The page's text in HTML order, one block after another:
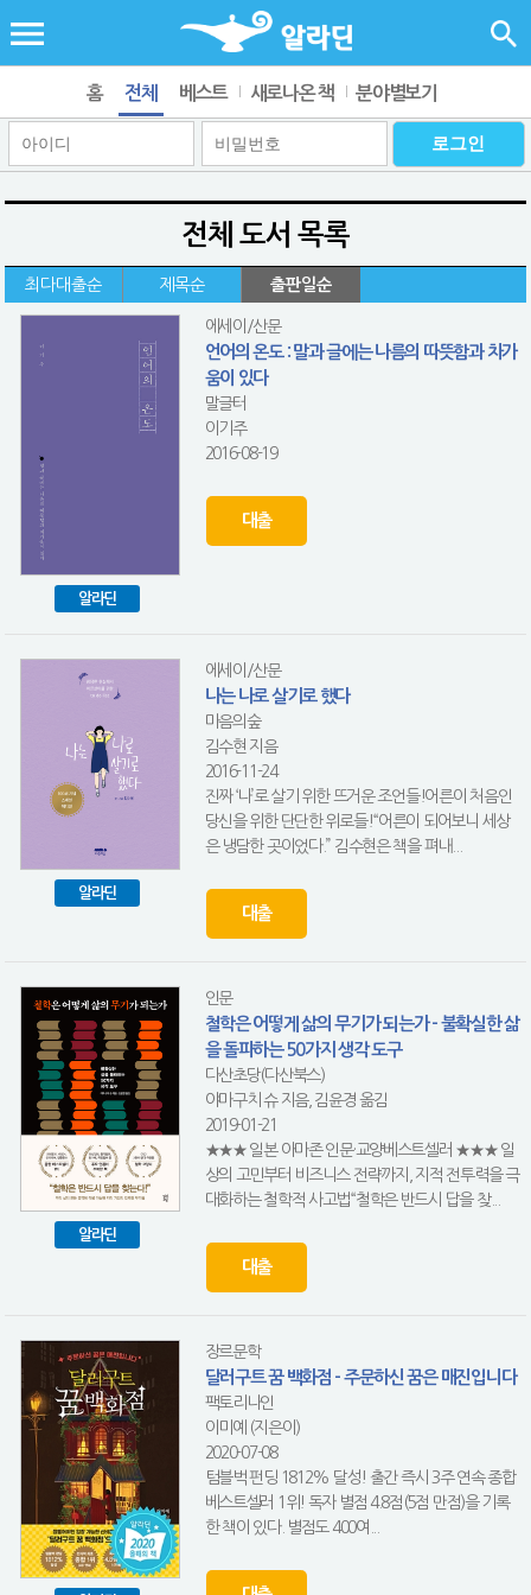
홈 전체 베스트 새로나온 책 분야별보기
전체 도서 목록
최다대출순 제목순 출판일순
알라딘
에세이/산문
언어의 온도 : 말과 글에는 나름의 따뜻함과 차가
움이 있다
말글터
이기주
2016-08-19
대출
알라딘
에세이/산문
나는 나로 살기로 했다
마음의숲
김수현 지음
2016-11-24
진짜 ‘나’로 살기 위한 뜨거운 조언들!어른이 처음인
당신을 위한 단단한 위로들!“어른이 되어보니 세상
은 냉담한 곳이었다.” 김수현은 책을 펴내...
대출
알라딘
인문
철학은 어떻게 삶의 무기가 되는가 - 불확실한 삶
을 돌파하는 50가지 생각 도구
다산초당(다산북스)
야마구치 슈 지음, 김윤경 옮김
2019-01-21
★★★ 일본 아마존 인문·교양베스트셀러 ★★★ 일
상의 고민부터 비즈니스 전략까지, 지적 전투력을 극
대화하는 철학적 사고법“철학은 반드시 답을 찾...
대출
장르문학
달러구트 꿈 백화점 - 주문하신 꿈은 매진입니다
팩토리나인
이미예 (지은이)
2020-07-08
텀블벅 펀딩 1812% 달성! 출간 즉시 3주 연속 종합
베스트셀러 1위! 독자 별점 4.8점(5점 만점)을 기록
한 책이 있다. 별점도 400여...